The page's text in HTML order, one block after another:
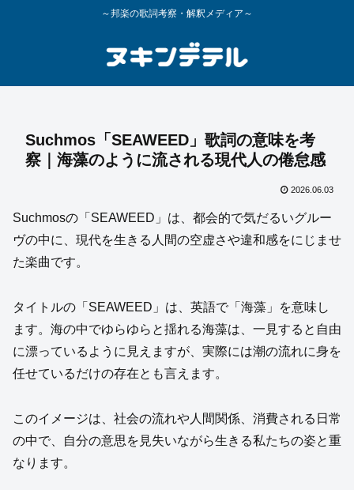
～邦楽の歌詞考察・解釈メディア～
Suchmos「SEAWEED」歌詞の意味を考
察｜海藻のように流される現代人の倦怠感
2026.06.03
Suchmosの「SEAWEED」は、都会的で気だるいグルー
ヴの中に、現代を生きる人間の空虚さや違和感をにじませ
た楽曲です。
タイトルの「SEAWEED」は、英語で「海藻」を意味し
ます。海の中でゆらゆらと揺れる海藻は、一見すると自由
に漂っているように見えますが、実際には潮の流れに身を
任せているだけの存在とも言えます。
このイメージは、社会の流れや人間関係、消費される日常
の中で、自分の意思を見失いながら生きる私たちの姿と重
なります。